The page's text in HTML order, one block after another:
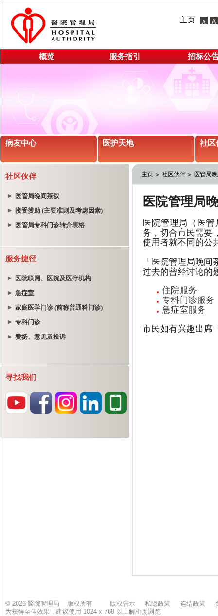
主页
概览 服务指引 招标公
病友中心 医护天地 社区
社区伙伴
医管局晚间茶叙
接受赞助 (主要准则及考虑因素)
医管局专科门诊转介表格
服务捷径
医院联网、医院及医疗机构
急症室
家庭医学门诊 (前称普通科门诊)
专科门诊
赞扬、意见及投诉
寻找我们
主页 社区伙伴 医管局
© 2026 醫院管理局 版权所有 版权告示 私隐政策 连结政策
为获得至佳效果，建议使用 1024 x 768 以上解析度浏览